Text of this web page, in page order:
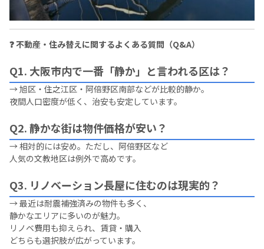
❓ 不動産・住み替えに関するよくある質問（Q&A）
Q1. 大阪市内で一番「静か」と言われる区は？
→ 旭区・住之江区・阿倍野区南部などが比較的静か。
夜間人口密度が低く、治安も安定しています。
Q2. 静かな街は物件価格が安い？
→ 相対的には安め。ただし、阿倍野区など
人気の文教地区は例外で高めです。
Q3. リノベーション長屋に住むのは現実的？
→ 最近は耐震補強済みの物件も多く、
静かなエリアに多いのが魅力。
リノベ費用も抑えられ、賃貸・購入
どちらも選択肢が広がっています。